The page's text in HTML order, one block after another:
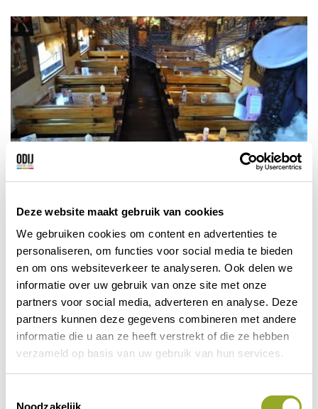
Deze website maakt gebruik van cookies
We gebruiken cookies om content en advertenties te
personaliseren, om functies voor social media te bieden
en om ons websiteverkeer te analyseren. Ook delen we
informatie over uw gebruik van onze site met onze
partners voor social media, adverteren en analyse. Deze
partners kunnen deze gegevens combineren met andere
informatie die u aan ze heeft verstrekt of die ze hebben
verzameld op basis van uw gebruik van hun services.
Noodzakelijk
Vorige korting Volgende korting